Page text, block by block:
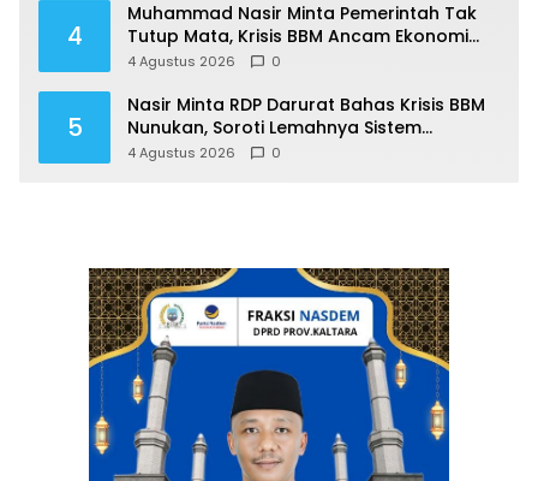
4
Muhammad Nasir Minta Pemerintah Tak
Tutup Mata, Krisis BBM Ancam Ekonomi
Masyarakat Nunukan
4 Agustus 2026 0
5
Nasir Minta RDP Darurat Bahas Krisis BBM
Nunukan, Soroti Lemahnya Sistem
Distribusi
4 Agustus 2026 0